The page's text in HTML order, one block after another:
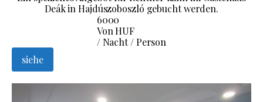
Deák in Hajdúszoboszló gebucht werden.
6000
Von HUF
/ Nacht / Person
siehe